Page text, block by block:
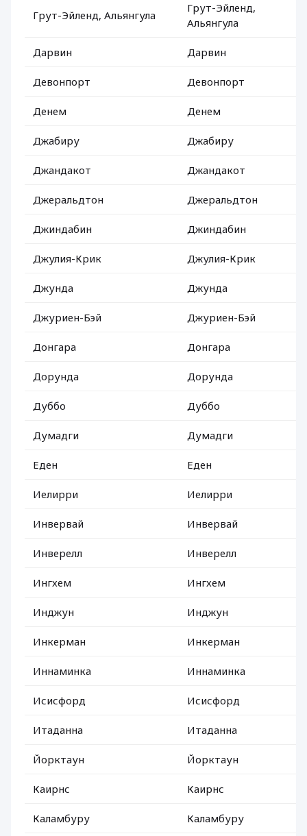
Грут-Эйленд, Альянгула
Грут-Эйленд,
Альянгула
Дарвин Дарвин
Девонпорт Девонпорт
Денем Денем
Джабиру Джабиру
Джандакот Джандакот
Джеральдтон Джеральдтон
Джиндабин Джиндабин
Джулия-Крик Джулия-Крик
Джунда Джунда
Джуриен-Бэй Джуриен-Бэй
Донгара Донгара
Дорунда Дорунда
Дуббо Дуббо
Думадги Думадги
Еден Еден
Иелирри Иелирри
Инвервай Инвервай
Инверелл Инверелл
Ингхем Ингхем
Инджун Инджун
Инкерман Инкерман
Иннаминка Иннаминка
Исисфорд Исисфорд
Итаданна Итаданна
Йорктаун Йорктаун
Каирнс Каирнс
Каламбуру Каламбуру